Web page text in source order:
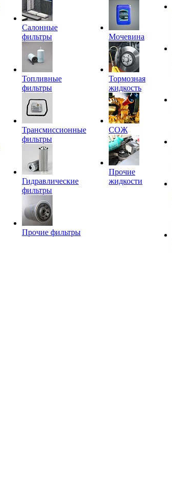
Салонные
фильтры
Топливные
фильтры
Трансмиссионные
фильтры
Гидравлические
фильтры
Прочие фильтры
Мочевина
Тормозная
жидкость
СОЖ
Прочие
жидкости